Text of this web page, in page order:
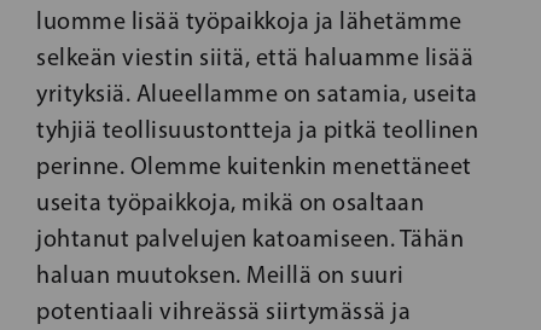
luomme lisää työpaikkoja ja lähetämme
selkeän viestin siitä, että haluamme lisää
yrityksiä. Alueellamme on satamia, useita
tyhjiä teollisuustontteja ja pitkä teollinen
perinne. Olemme kuitenkin menettäneet
useita työpaikkoja, mikä on osaltaan
johtanut palvelujen katoamiseen. Tähän
haluan muutoksen. Meillä on suuri
potentiaali vihreässä siirtymässä ja